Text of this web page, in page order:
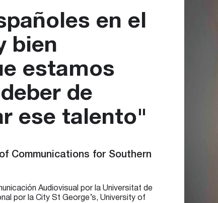
en el
bien
estamos
de
ese talento"
Communications for Southern
Audiovisual por la Universitat de
por la City St George’s, University of